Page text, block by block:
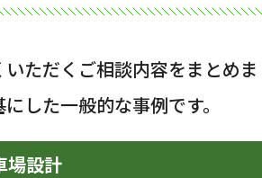
ただくご相談内容をまとめ
した一般的な事例です。
場設計